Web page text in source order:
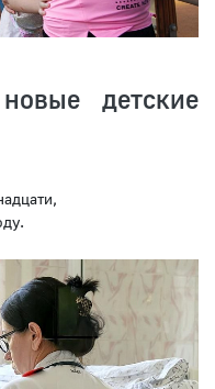
детские